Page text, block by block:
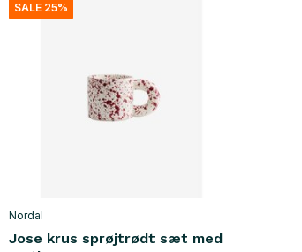
SALE 25%
Nordal
Jose krus sprøjtrødt sæt med